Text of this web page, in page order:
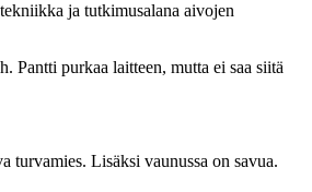
ja tutkimusalana aivojen
Pantti purkaa laitteen, mutta ei saa siitä
turvamies. Lisäksi vaunussa on savua.